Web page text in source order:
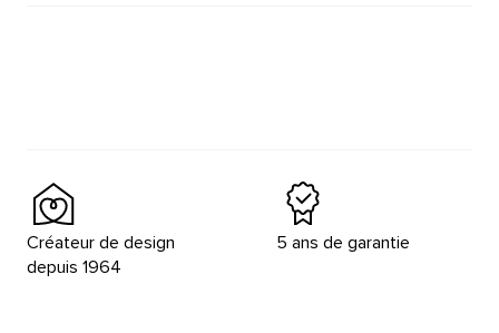
Créateur de design
depuis 1964
5 ans de garantie